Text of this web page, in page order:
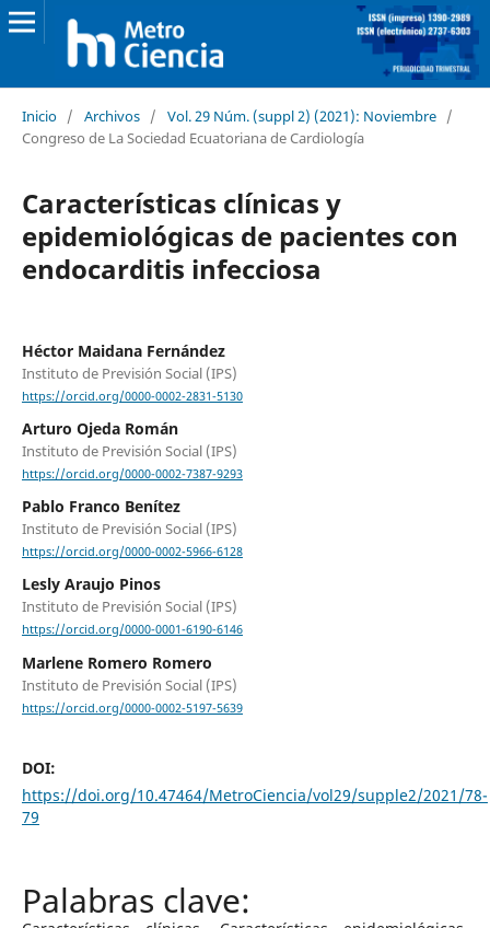
Inicio / Archivos / Vol. 29 Núm. (suppl 2) (2021): Noviembre /
Congreso de La Sociedad Ecuatoriana de Cardiología
Características clínicas y
epidemiológicas de pacientes con
endocarditis infecciosa
Héctor Maidana Fernández
Instituto de Previsión Social (IPS)
https://orcid.org/0000-0002-2831-5130
Arturo Ojeda Román
Instituto de Previsión Social (IPS)
https://orcid.org/0000-0002-7387-9293
Pablo Franco Benítez
Instituto de Previsión Social (IPS)
https://orcid.org/0000-0002-5966-6128
Lesly Araujo Pinos
Instituto de Previsión Social (IPS)
https://orcid.org/0000-0001-6190-6146
Marlene Romero Romero
Instituto de Previsión Social (IPS)
https://orcid.org/0000-0002-5197-5639
DOI:
https://doi.org/10.47464/MetroCiencia/vol29/supple2/2021/78-
79